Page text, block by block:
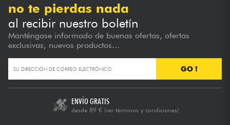
no te pierdas nada
al recibir nuestro boletín
Manténgase informado de buenas ofertas, ofertas
exclusivas, nuevos productos...
GO !
ENVÍO GRATIS
desde 89 € (ver términos y condiciones)